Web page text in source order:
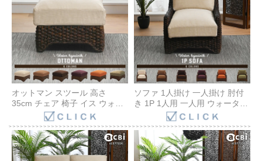
オットマン スツール 高さ
35cm チェア 椅子 イス ウォー
ターヒヤシンス クッション ア
ジアン バリ ナチュラル 家具 リ
ゾート ホテル 6色 生地 選べる
アンティーク風 acbi
ACS770DK
ソファ 1人掛け 一人掛け 肘付
き 1P 1人用 一人用 ウォーター
ヒヤシンス クッション アジア
ン バリ ナチュラル 家具 リゾー
ト 6色 生地 選べる ホテル ダー
クブラウン acbi ACD781DK